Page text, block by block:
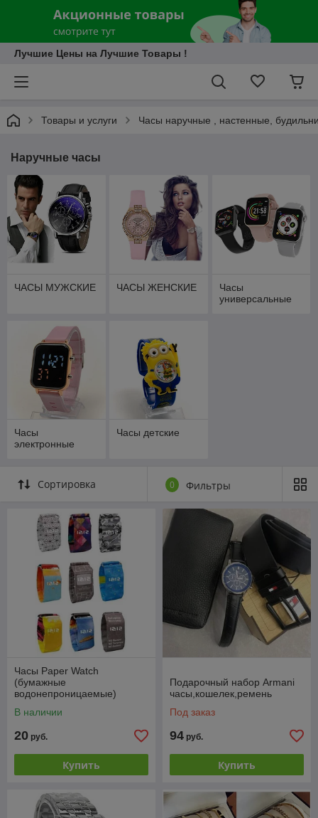
Лучшие Цены на Лучшие Товары !
Товары и услуги Часы наручные , настенные,
Наручные часы
ЧАСЫ МУЖСКИЕ ЧАСЫ ЖЕНСКИЕ
Часы
универсальные
Часы
электронные
Часы детские
Сортировка 0 Фильтры
Часы Paper Watch
(бумажные
водонепроницаемые)
В наличии
20 руб.
Купить
Подарочный набор Armani
часы,кошелек,ремень
Под заказ
94 руб.
Купить